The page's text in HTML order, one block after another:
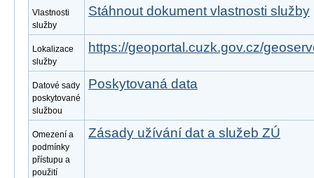
Vlastnosti
služby
Stáhnout dokument vlastnosti služby
Lokalizace
služby
https://geoportal.cuzk.gov.cz/
Datové sady
poskytované
službou
Poskytovaná data
Omezení a
podmínky
přístupu a
použití
Zásady užívání dat a služeb ZÚ